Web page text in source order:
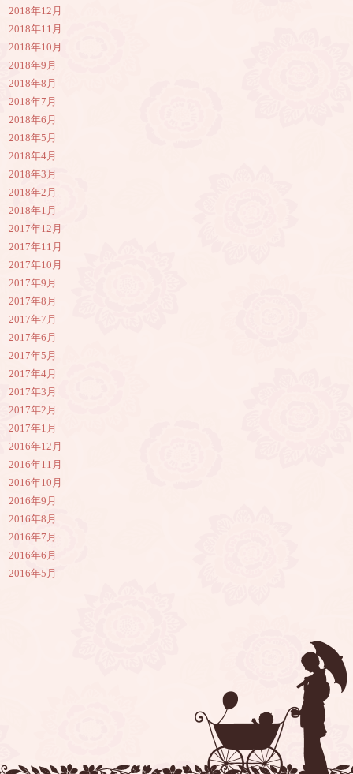
2018年12月
2018年11月
2018年10月
2018年9月
2018年8月
2018年7月
2018年6月
2018年5月
2018年4月
2018年3月
2018年2月
2018年1月
2017年12月
2017年11月
2017年10月
2017年9月
2017年8月
2017年7月
2017年6月
2017年5月
2017年4月
2017年3月
2017年2月
2017年1月
2016年12月
2016年11月
2016年10月
2016年9月
2016年8月
2016年7月
2016年6月
2016年5月